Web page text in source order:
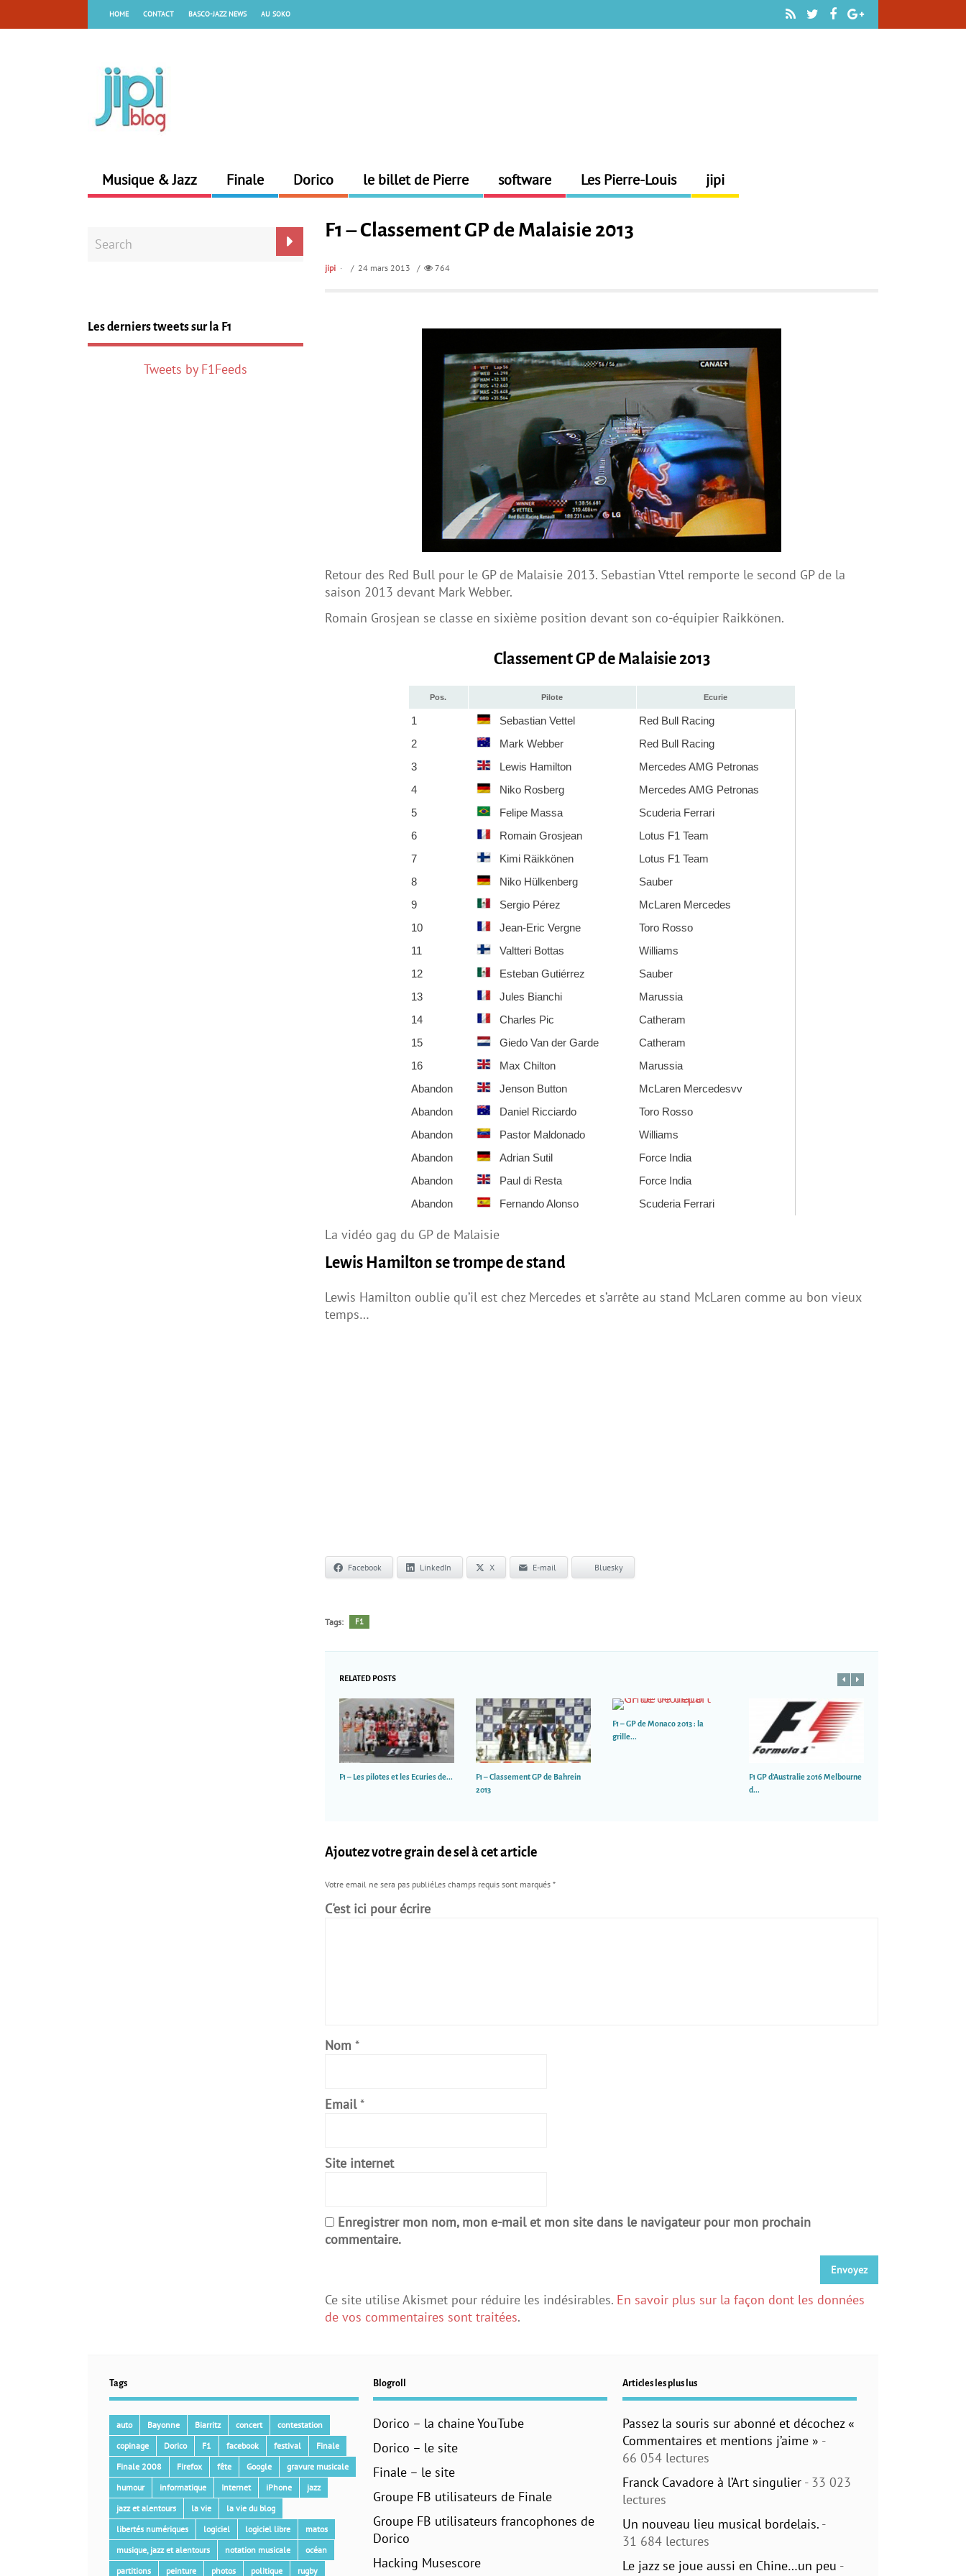
HOME CONTACT BASCO-JAZZ NEWS AU SOKO
Musique & Jazz Finale Dorico le billet de Pierre software Les Pierre-Louis jipi
F1 – Classement GP de Malaisie 2013
jipi / 24 mars 2013 / 764
Retour des Red Bull pour le GP de Malaisie 2013. Sebastian Vttel remporte le second GP de la
saison 2013 devant Mark Webber.
Romain Grosjean se classe en sixième position devant son co-équipier Raikkönen.
Classement GP de Malaisie 2013
Pos. Pilote Ecurie
1 Sebastian Vettel
Red Bull Racing
2
Mark Webber
Red Bull Racing
3
Lewis Hamilton
Mercedes AMG Petronas
4
Niko Rosberg
Mercedes AMG Petronas
5
Felipe Massa
Scuderia Ferrari
6
Romain Grosjean
Lotus F1 Team
7
Kimi Räikkönen
Lotus F1 Team
8
Niko Hülkenberg
Sauber
9
Sergio Pérez
McLaren Mercedes
10
Jean-Eric Vergne
Toro Rosso
11
Valtteri Bottas
Williams
12
Esteban Gutiérrez
Sauber
13
Jules Bianchi
Marussia
14
Charles Pic
Catheram
15
Giedo Van der Garde
Catheram
16
Max Chilton
Marussia
Abandon
Jenson Button
McLaren Mercedesvv
Abandon
Daniel Ricciardo
Toro Rosso
Abandon
Pastor Maldonado
Williams
Abandon
Adrian Sutil
Force India
Abandon
Paul di Resta
Force India
Abandon
Fernando Alonso Scuderia Ferrari
La vidéo gag du GP de Malaisie
Lewis Hamilton se trompe de stand
Lewis Hamilton oublie qu’il est chez Mercedes et s’arrête au stand McLaren comme au bon vieux
temps…
Facebook LinkedIn X E-mail Bluesky
Tags: F1
RELATED POSTS
F1 – Les pilotes et les Ecuries de...
F1 – Classement GP de Bahrein
2013
F1 – GP de Monaco 2013 : la
grille...
F1 GP d’Australie 2016 Melbourne
d...
Ajoutez votre grain de sel à cet article
Votre email ne sera pas publiéLes champs requis sont marqués *
C'est ici pour écrire
Nom *
Email *
Site internet
Enregistrer mon nom, mon e-mail et mon site dans le navigateur pour mon prochain
commentaire.
Ce site utilise Akismet pour réduire les indésirables. En savoir plus sur la façon dont les données
de vos commentaires sont traitées.
Les derniers tweets sur la F1
Tweets by F1Feeds
Tags
auto Bayonne Biarritz concert
contestation
copinage
Dorico F1 facebook festival
Finale
Finale 2008
Firefox fête Google
gravure musicale
humour
informatique Internet iPhone
jazz
jazz et alentours
la vie
la vie du blog
libertés numériques
logiciel logiciel libre
matos
musique, jazz et alentours
notation musicale
océan
partitions
peinture photos politique rugby
Blogroll
Dorico – la chaine YouTube
Dorico – le site
Finale – le site
Groupe FB utilisateurs de Finale
Groupe FB utilisateurs francophones de
Dorico
Hacking Musescore
Articles les plus lus
Passez la souris sur abonné et décochez «
Commentaires et mentions j’aime » -
66 054 lectures
Franck Cavadore à l’Art singulier - 33 023
lectures
Un nouveau lieu musical bordelais. -
31 684 lectures
Le jazz se joue aussi en Chine…un peu -